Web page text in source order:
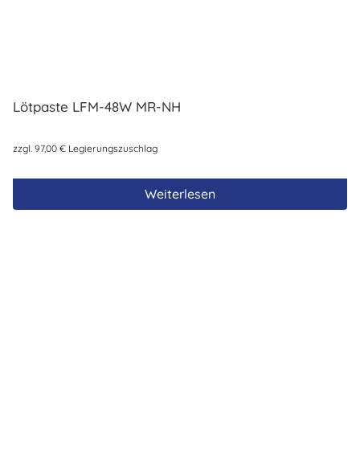
Lötpaste LFM-48W MR-NH
zzgl. 97,00 € Legierungszuschlag
Weiterlesen